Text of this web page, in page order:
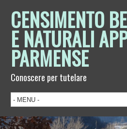
CENSIMENTO
E NATURALI
PARMENSE
Conoscere per tutelare